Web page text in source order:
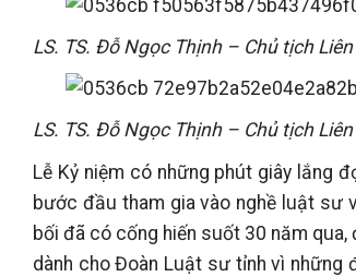
LS. TS. Đỗ Ngọc Thịnh – Chủ tịch
LS. TS. Đỗ Ngọc Thịnh – Chủ tịch
Lễ Kỷ niệm có những phút giây lắng
bước đầu tham gia vào nghề luật sư
bối đã có cống hiến suốt 30 năm
dành cho Đoàn Luật sư tỉnh vì những